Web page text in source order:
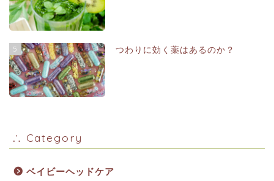
5 つわりに効く薬はあるのか？
∴ Category
ベイビーヘッドケア